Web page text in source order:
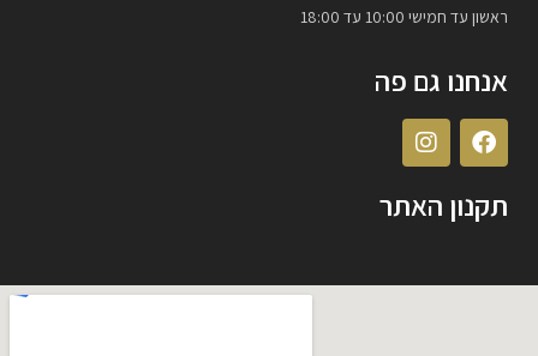
ראשון עד חמישי 10:00 עד 18:00
אנחנו גם פה
תקנון האתר